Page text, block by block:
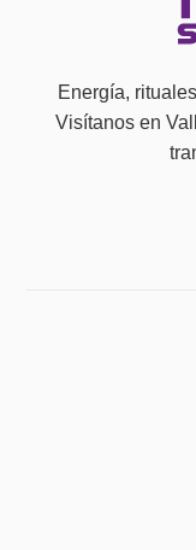
Energía,
Visítanos en